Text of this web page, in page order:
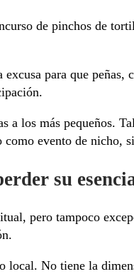
de pinchos de
para que
los más pequeños.
evento de nicho,
su
pero tampoco
No tiene la